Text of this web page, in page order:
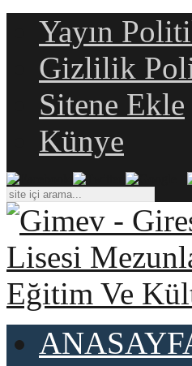
Yayın
Gizlilik
Sitene Ekle
Künye